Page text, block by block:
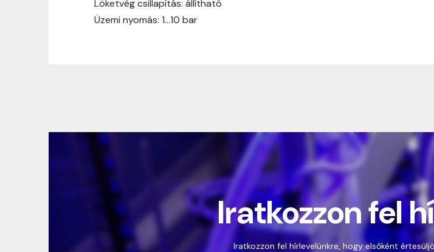
Löketvég csillapítás: állítható
Üzemi nyomás: 1…10 bar
Iratkozzon fel
Iratkozzon fel hírlevelünkre, hogy elsőként